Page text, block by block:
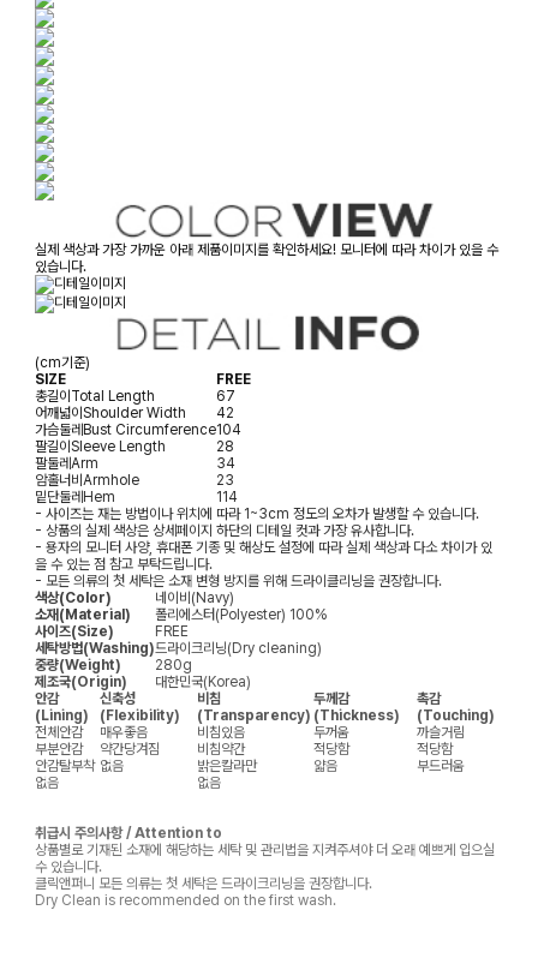
실제 색상과 가장 가까운 아래 제품이미지를 확인하세요! 모니터에 따라 차이가 있을 수
있습니다.
(cm기준)
SIZE
FREE
총길이Total Length
67
어깨넓이Shoulder Width
42
가슴둘레Bust Circumference104
팔길이Sleeve Length
28
팔둘레Arm
34
암홀너비Armhole
23
밑단둘레Hem
114
- 사이즈는 재는 방법이나 위치에 따라 1~3cm 정도의 오차가 발생할 수 있습니다.
- 상품의 실제 색상은 상세페이지 하단의 디테일 컷과 가장 유사합니다.
- 용자의 모니터 사양, 휴대폰 기종 및 해상도 설정에 따라 실제 색상과 다소 차이가 있
을 수 있는 점 참고 부탁드립니다.
- 모든 의류의 첫 세탁은 소재 변형 방지를 위해 드라이클리닝을 권장합니다.
색상(Color)
네이비(Navy)
소재(Material)
폴리에스터(Polyester) 100%
사이즈(Size)
FREE
세탁방법(Washing)드라이크리닝(Dry cleaning)
중량(Weight)
280g
제조국(Origin)
대한민국(Korea)
안감
(Lining)
신축성
(Flexibility)
비침
(Transparency)
두께감
(Thickness)
촉감
(Touching)
전체안감
매우좋음 비침있음 두꺼움
까슬거림
부분안감
약간당겨짐 비침약간 적당함
적당함
안감탈부착 없음 밝은칼라만 얇음
부드러움
없음
없음
취급시 주의사항 / Attention to
상품별로 기재된 소재에 해당하는 세탁 및 관리법을 지켜주셔야 더 오래 예쁘게 입으실
수 있습니다.
클릭앤퍼니 모든 의류는 첫 세탁은 드라이크리닝을 권장합니다.
Dry Clean is recommended on the first wash.